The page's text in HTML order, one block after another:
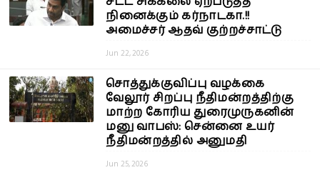
நினைக்கும் கர்நாடகா.!!
அமைச்சர் ஆதவ் குற்றச்சாட்டு
Jun 22, 2026
சொத்துக்குவிப்பு வழக்கை
வேலூர் சிறப்பு நீதிமன்றத்திற்கு
மாற்ற கோரிய துரைமுருகனின்
மனு வாபஸ்: சென்னை உயர்
நீதிமன்றத்தில் அனுமதி
Jun 25, 2026